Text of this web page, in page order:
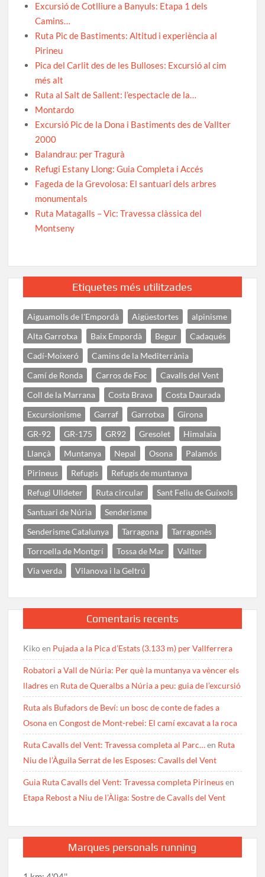
Excursió de Cotlliure a Banyuls: Etapa 1 dels
Camins…
Ruta Pic de Bastiments: Altitud i experiència al
Pirineu
Pica del Carlit des de les Bulloses: Excursió al cim
més alt
Ruta al Salt de Sallent: l’espectacle de la…
Montardo
Excursió Pic de la Dona i Bastiments des de Vallter
2000
Balandrau: per Tragurà
Refugi Estany Llong: Guia Completa i Accés
Fageda de la Grevolosa: El santuari dels arbres
monumentals
Ruta Matagalls – Vic: Travessa clàssica del
Montseny
Etiquetes més utilitzades
Aiguamolls de l'Empordà Aigüestortes
alpinisme
Alta Garrotxa
Baix Empordà Begur
Cadaqués
Cadí-Moixeró
Camins de la Mediterrània
Camí de Ronda
Carros de Foc
Cavalls del Vent
Coll de la Marrana
Costa Brava
Costa Daurada
Excursionisme
Garraf Garrotxa
Girona
GR-92
GR-175 GR92 Gresolet
Himalaia
Llançà
Muntanya Nepal Osona
Palamós
Pirineus
Refugis
Refugis de muntanya
Refugi Ulldeter
Ruta circular
Sant Feliu de Guíxols
Santuari de Núria
Senderisme
Senderisme Catalunya
Tarragona
Tarragonès
Torroella de Montgrí
Tossa de Mar
Vallter
Via verda
Vilanova i la Geltrú
Comentaris recents
Kikoen Pujada a la Pica d’Estats (3.133 m) per Vallferrera
Robatori a Vall de Núria: Per què la muntanya va vèncer els
lladresen Ruta de Queralbs a Núria a peu: guia de l’excursió
Ruta als Bufadors de Beví: un bosc de conte de fades a
OsonaenCongost de Mont-rebei: El camí excavat a la roca
Ruta Cavalls del Vent: Travessa completa al Parc…en Ruta
Niu de l’Àguila Serrat de les Esposes: Cavalls del Vent
Guia Ruta Cavalls del Vent: Travessa completa Pirineusen
Etapa Rebost a Niu de l’Àliga: Sostre de Cavalls del Vent
Marques personals running